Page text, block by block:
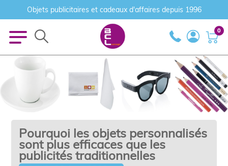
Objets publicitaires et cadeaux d'affaires depuis 1996
0
Pourquoi les objets personnalisés
sont plus efficaces que les
publicités traditionnelles